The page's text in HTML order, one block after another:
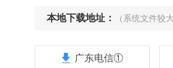
本地下载地址： （系统文件较
广东电信①